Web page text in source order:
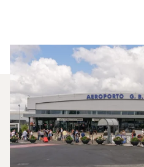
Welche
Häufigsten
Und Rom